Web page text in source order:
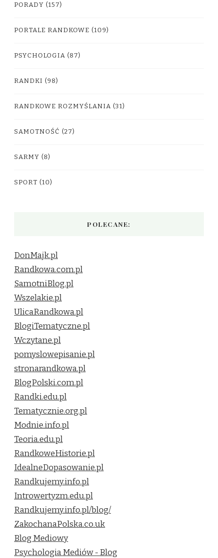
PORADY (157)
PORTALE RANDKOWE (109)
PSYCHOLOGIA (87)
RANDKI (98)
RANDKOWE ROZMYŚLANIA (31)
SAMOTNOŚĆ (27)
SARMY (8)
SPORT (10)
POLECANE:
DonMajk.pl
Randkowa.com.pl
SamotniBlog.pl
Wszelakie.pl
UlicaRandkowa.pl
BlogiTematyczne.pl
Wczytane.pl
pomyslowepisanie.pl
stronarandkowa.pl
BlogPolski.com.pl
Randki.edu.pl
Tematycznie.org.pl
Modnie.info.pl
Teoria.edu.pl
RandkoweHistorie.pl
IdealneDopasowanie.pl
Randkujemy.info.pl
Introwertyzm.edu.pl
Randkujemy.info.pl/blog/
ZakochanaPolska.co.uk
Blog Mediowy
Psychologia Mediów - Blog